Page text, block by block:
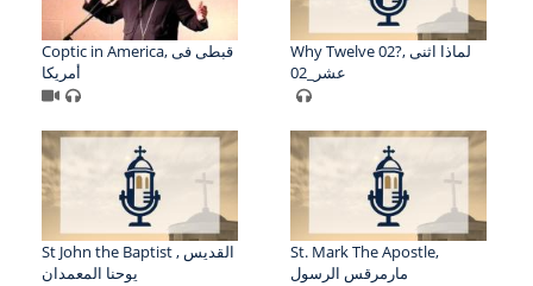
Coptic in America, قبطى فى
أمريكا
Why Twelve 02?, لماذا اثنى
عشر_02
St John the Baptist , القديس
يوحنا المعمدان
St. Mark The Apostle,
مارمرقس الرسول